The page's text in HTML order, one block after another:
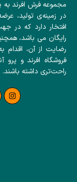
در زمینه‌ی تولید،
افتخار دارد که در
رایگان می باشد،
رضایت از آن، اقدام
فروشگاه افرند و
راحت‌تری داشته باشند.